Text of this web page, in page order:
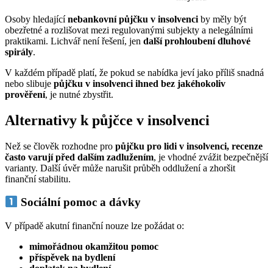
Osoby hledajícínebankovní půjčku v insolvenci by měly být
obezřetné a rozlišovat mezi regulovanými subjekty a nelegálními
praktikami. Lichvář není řešení, jen další prohloubení dluhové
spirály.
V každém případě platí, že pokud se nabídka jeví jako příliš snadná
nebo slibuje půjčku v insolvenci ihned bez jakéhokoliv
prověření, je nutné zbystřit.
Alternativy k půjčce v insolvenci
Než se člověk rozhodne pro půjčku pro lidi v insolvenci, recenze
často varují před dalším zadlužením, je vhodné zvážit bezpečnější
varianty. Další úvěr může narušit průběh oddlužení a zhoršit
finanční stabilitu.
Sociální pomoc a dávky
V případě akutní finanční nouze lze požádat o:
mimořádnou okamžitou pomoc
příspěvek na bydlení